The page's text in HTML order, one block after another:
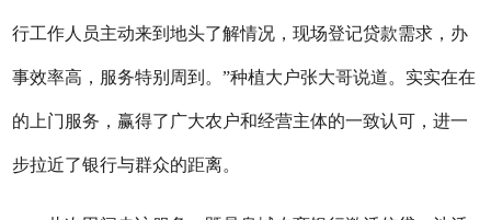
行工作人员主动来到地头了解情况，现场登记贷款需求，办
事效率高，服务特别周到。”种植大户张大哥说道。实实在在
的上门服务，赢得了广大农户和经营主体的一致认可，进一
步拉近了银行与群众的距离。